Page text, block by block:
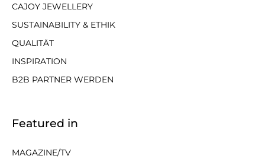
CAJOY JEWELLERY
SUSTAINABILITY & ETHIK
QUALITÄT
INSPIRATION
B2B PARTNER WERDEN
Featured in
MAGAZINE/TV